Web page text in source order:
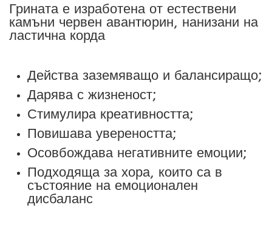
Грината е изработена от естествени
камъни червен авантюрин, нанизани на
ластична корда
Действа заземяващо и балансиращо;
Дарява с жизненост;
Стимулира креативността;
Повишава увереността;
Осовбождава негативните емоции;
Подходяща за хора, които са в
състояние на емоционален
дисбаланс